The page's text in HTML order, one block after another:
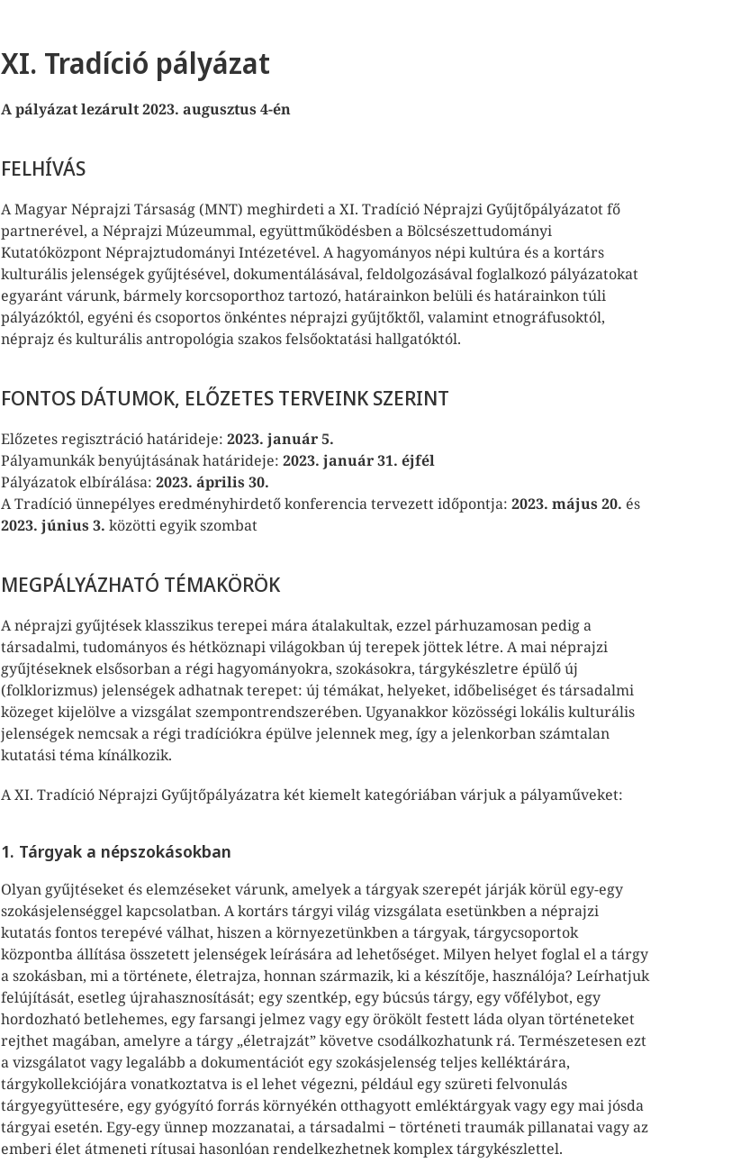
XI. Tradíció pályázat
A pályázat lezárult 2023. augusztus 4-én
FELHÍVÁS
A Magyar Néprajzi Társaság (MNT) meghirdeti a XI. Tradíció Néprajzi Gyűjtőpályázatot fő
partnerével, a Néprajzi Múzeummal, együttműködésben a Bölcsészettudományi
Kutatóközpont Néprajztudományi Intézetével. A hagyományos népi kultúra és a kortárs
kulturális jelenségek gyűjtésével, dokumentálásával, feldolgozásával foglalkozó pályázatokat
egyaránt várunk, bármely korcsoporthoz tartozó, határainkon belüli és határainkon túli
pályázóktól, egyéni és csoportos önkéntes néprajzi gyűjtőktől, valamint etnográfusoktól,
néprajz és kulturális antropológia szakos felsőoktatási hallgatóktól.
FONTOS DÁTUMOK, ELŐZETES TERVEINK SZERINT
Előzetes regisztráció határideje: 2023. január 5.
Pályamunkák benyújtásának határideje: 2023. január 31. éjfél
Pályázatok elbírálása: 2023. április 30.
A Tradíció ünnepélyes eredményhirdető konferencia tervezett időpontja: 2023. május 20. és
2023. június 3. közötti egyik szombat
MEGPÁLYÁZHATÓ TÉMAKÖRÖK
A néprajzi gyűjtések klasszikus terepei mára átalakultak, ezzel párhuzamosan pedig a
társadalmi, tudományos és hétköznapi világokban új terepek jöttek létre. A mai néprajzi
gyűjtéseknek elsősorban a régi hagyományokra, szokásokra, tárgykészletre épülő új
(folklorizmus) jelenségek adhatnak terepet: új témákat, helyeket, időbeliséget és társadalmi
közeget kijelölve a vizsgálat szempontrendszerében. Ugyanakkor közösségi lokális kulturális
jelenségek nemcsak a régi tradíciókra épülve jelennek meg, így a jelenkorban számtalan
kutatási téma kínálkozik.
A XI. Tradíció Néprajzi Gyűjtőpályázatra két kiemelt kategóriában várjuk a pályaműveket:
1. Tárgyak a népszokásokban
Olyan gyűjtéseket és elemzéseket várunk, amelyek a tárgyak szerepét járják körül egy-egy
szokásjelenséggel kapcsolatban. A kortárs tárgyi világ vizsgálata esetünkben a néprajzi
kutatás fontos terepévé válhat, hiszen a környezetünkben a tárgyak, tárgycsoportok
központba állítása összetett jelenségek leírására ad lehetőséget. Milyen helyet foglal el a tárgy
a szokásban, mi a története, életrajza, honnan származik, ki a készítője, használója? Leírhatjuk
felújítását, esetleg újrahasznosítását; egy szentkép, egy búcsús tárgy, egy vőfélybot, egy
hordozható betlehemes, egy farsangi jelmez vagy egy örökölt festett láda olyan történeteket
rejthet magában, amelyre a tárgy „életrajzát” követve csodálkozhatunk rá. Természetesen ezt
a vizsgálatot vagy legalább a dokumentációt egy szokásjelenség teljes kelléktárára,
tárgykollekciójára vonatkoztatva is el lehet végezni, például egy szüreti felvonulás
tárgyegyüttesére, egy gyógyító forrás környékén otthagyott emléktárgyak vagy egy mai jósda
tárgyai esetén. Egy-egy ünnep mozzanatai, a társadalmi − történeti traumák pillanatai vagy az
emberi élet átmeneti rítusai hasonlóan rendelkezhetnek komplex tárgykészlettel.